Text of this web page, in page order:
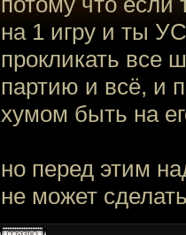
на 1 игру и ты
прокликать все
партию и всё, и
хумом быть на
но перед этим
не может